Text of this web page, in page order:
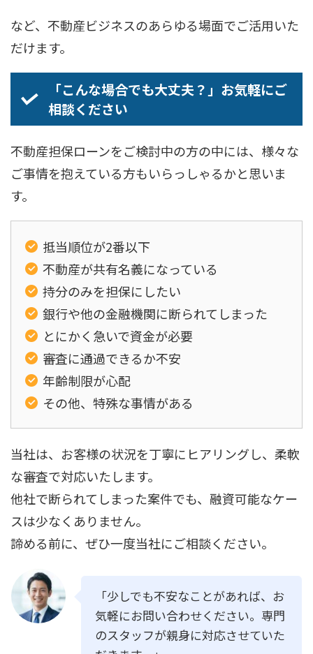
など、不動産ビジネスのあらゆる場面でご活用いた
だけます。
「こんな場合でも大丈夫？」お気軽にご
相談ください
不動産担保ローンをご検討中の方の中には、様々な
ご事情を抱えている方もいらっしゃるかと思いま
す。
抵当順位が2番以下
不動産が共有名義になっている
持分のみを担保にしたい
銀行や他の金融機関に断られてしまった
とにかく急いで資金が必要
審査に通過できるか不安
年齢制限が心配
その他、特殊な事情がある
当社は、お客様の状況を丁寧にヒアリングし、柔軟
な審査で対応いたします。
他社で断られてしまった案件でも、融資可能なケー
スは少なくありません。
諦める前に、ぜひ一度当社にご相談ください。
「少しでも不安なことがあれば、お
気軽にお問い合わせください。専門
のスタッフが親身に対応させていた